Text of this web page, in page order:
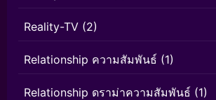
Reality-TV (2)
Relationship ความสัมพันธ์ (1)
Relationship ดราม่าความสัมพันธ์ (1)